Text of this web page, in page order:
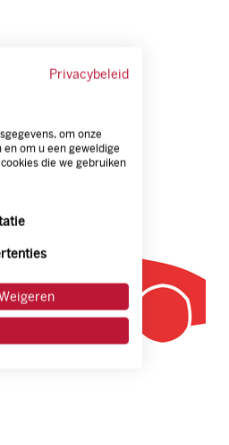
Privacybeleid
om onze
om u een geweldige
die we gebruiken